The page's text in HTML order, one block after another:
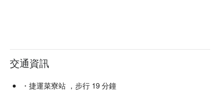
交通資訊
・捷運菜寮站 ，步行 19 分鐘